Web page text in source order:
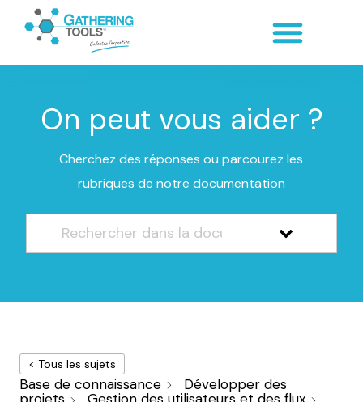
On peut vous aider ?
Cherchez des réponses ou parcourez les
rubriques de notre documentation
< Tous les sujets
Base de connaissance
Développer des